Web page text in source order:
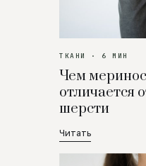
ТКАНИ · 6 МИН
Чем
отличается
шерсти
Читать